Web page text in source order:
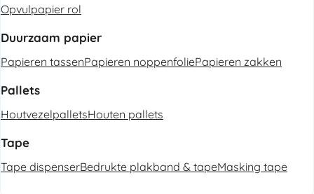
Opvulpapier rol
Duurzaam papier
Papieren tassenPapieren noppenfoliePapieren zakken
Pallets
HoutvezelpalletsHouten pallets
Tape
Tape dispenserBedrukte plakband & tapeMasking tape